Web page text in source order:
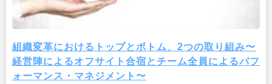
組織変革におけるトップとボトム、2つの取り組み〜
経営陣によるオフサイト合宿とチーム全員によるパフ
ォーマンス・マネジメント〜